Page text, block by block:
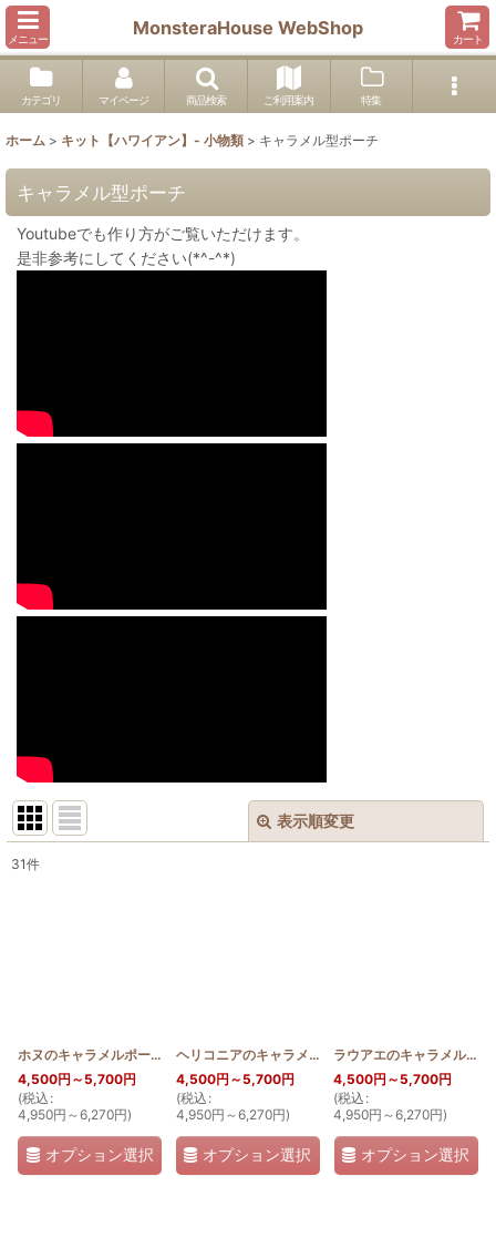
メニュー
MonsteraHouse WebShop
カート
カテゴリ マイページ 商品検索 ご利用案内 特集
ホーム > キット【ハワイアン】- 小物類 > キャラメル型ポーチ
キャラメル型ポーチ
Youtubeでも作り方がご覧いただけます。
是非参考にしてください(*^-^*)
表示順変更
31件
ホヌのキャラメルポーチ薄型おっきめ [2WAY_PB_HONU]
4,500円 ～5,700円
(税込 :
4,950円 ～6,270円)
オプション選択
ヘリコニアのキャラメルポーチ薄型おっきめ [
4,500円 ～5,700円
(税込 :
4,950円 ～6,270円)
オプション選択
ラウアエのキャラメルポーチ薄型おっきめ
4,500円 ～5,700円
(税込 :
4,950円 ～6,270円)
オプション選択